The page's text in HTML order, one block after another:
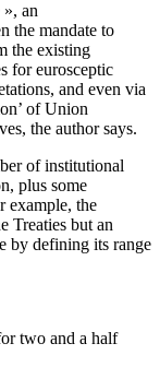
an
the mandate to
the existing
for eurosceptic
and even via
of Union
the author says.
of institutional
plus some
example, the
Treaties but an
by defining its range
two and a half